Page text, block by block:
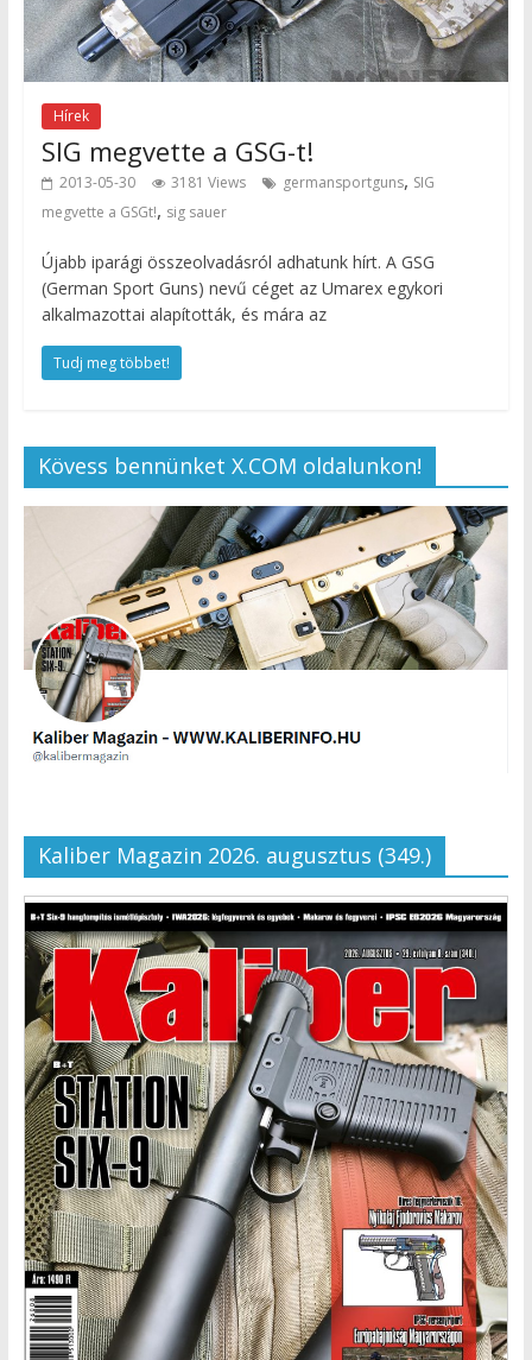
Hírek
SIG megvette a GSG-t!
2013-05-30 3181 Views germansportguns, SIG
megvette a GSGt!, sig sauer
Újabb iparági összeolvadásról adhatunk hírt. A GSG
(German Sport Guns) nevű céget az Umarex egykori
alkalmazottai alapították, és mára az
Tudj meg többet!
Kövess bennünket X.COM oldalunkon!
Kaliber Magazin 2026. augusztus (349.)